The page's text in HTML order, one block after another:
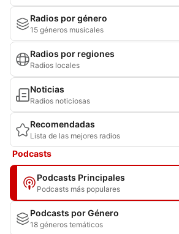
Radios por género
15 géneros musicales
Radios por regiones
Radios locales
Noticias
Radios noticiosas
Recomendadas
Lista de las mejores radios
Podcasts
Podcasts Principales
Podcasts más populares
Podcasts por Género
18 géneros temáticos